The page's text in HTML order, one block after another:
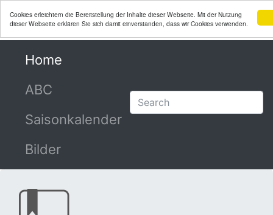
Cookies erleichtern die Bereitstellung der Inhalte dieser Webseite. Mit der Nutzung
dieser Webseite erklären Sie sich damit einverstanden, dass wir Cookies verwenden.
Home
ABC
Saisonkalender
Bilder